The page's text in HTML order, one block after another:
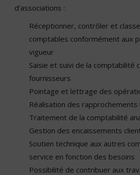
d'associations :
Réceptionner, contrôler et
comptables conformément aux
vigueur
Saisie et suivi de la comptabilité
fournisseurs
Pointage et lettrage des
Réalisation des rapprochements
Traitement de la comptabilité
Gestion des encaissements
Soutien technique aux autres
service en fonction des besoins
Possibilité de contribuer aux